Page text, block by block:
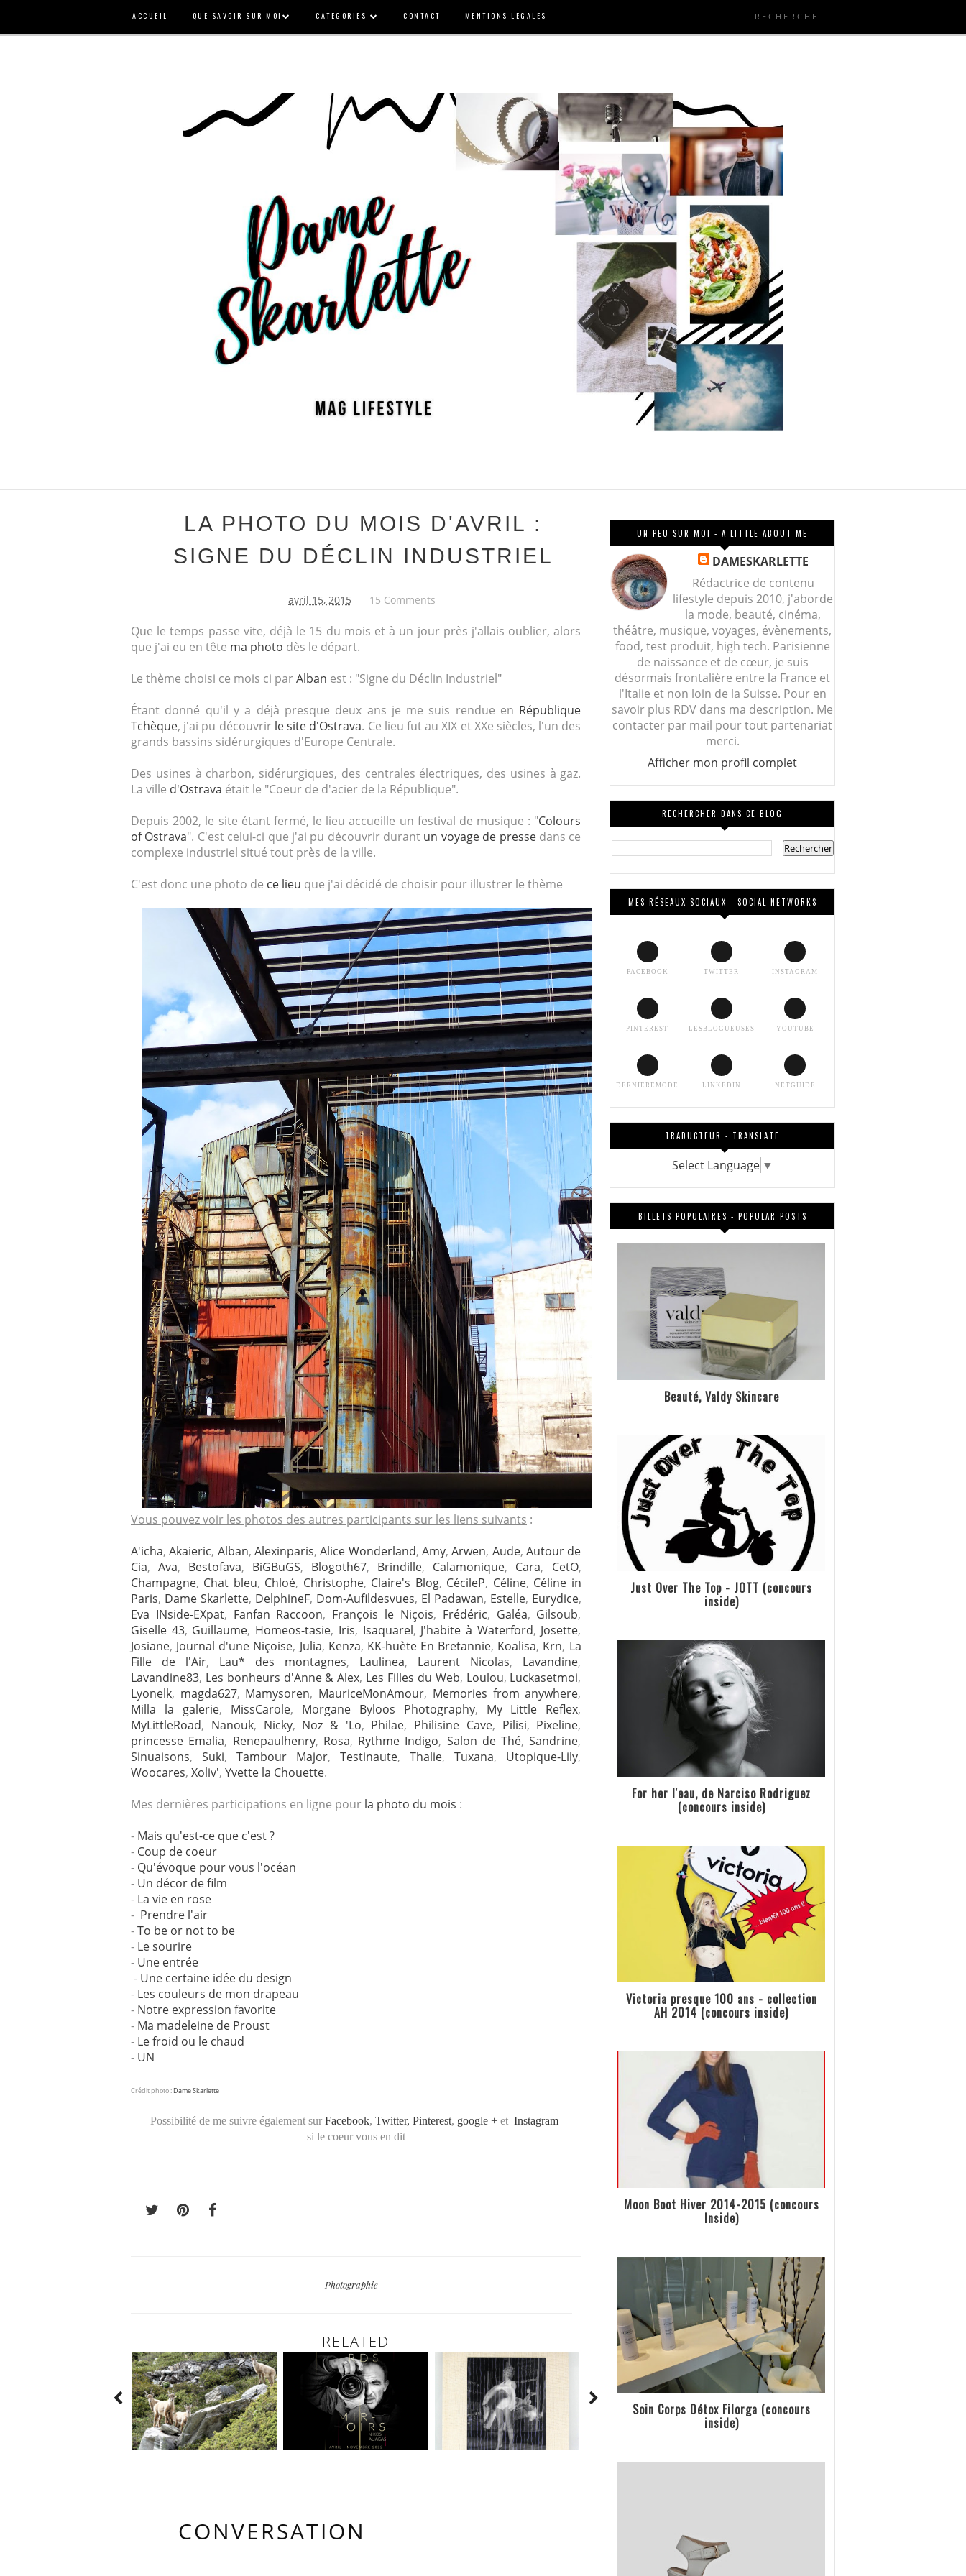
ACCUEIL QUE SAVOIR SUR MOI CATEGORIES CONTACT MENTIONS LEGALES
LA PHOTO DU MOIS D'AVRIL :
SIGNE DU DÉCLIN INDUSTRIEL
avril 15, 2015 15 Comments
Que le temps passe vite, déjà le 15 du mois et à un jour près j'allais oublier, alors
que j'ai eu en tête ma photo dès le départ.
Le thème choisi ce mois ci parAlban est : "Signe du Déclin Industriel"
Étant donné qu'il y a déjà presque deux ans je me suis rendue en République
Tchèque, j'ai pu découvrir le site d'Ostrava. Ce lieu fut au XIX et XXe siècles, l'un des
grands bassins sidérurgiques d'Europe Centrale.
Des usines à charbon, sidérurgiques, des centrales électriques, des usines à gaz.
La ville d'Ostrava était le "Coeur de d'acier de la République".
Depuis 2002, le site étant fermé, le lieu accueille un festival de musique : "Colours
of Ostrava". C'est celui-ci que j'ai pu découvrir durant un voyage de pressedans ce
complexe industriel situé tout près de la ville.
C'est donc une photo de ce lieu que j'ai décidé de choisir pour illustrer le thème
Vous pouvez voir les photos des autres participants sur les liens suivants :
A'icha,Akaieric, Alban,Alexinparis,Alice Wonderland,Amy,Arwen, Aude,Autour de
Cia,Ava, Bestofava, BiGBuGS, Blogoth67, Brindille, Calamonique, Cara, CetO,
Champagne, Chat bleu, Chloé, Christophe, Claire's Blog, CécileP, Céline, Céline in
Paris, Dame Skarlette, DelphineF, Dom-Aufildesvues, El Padawan, Estelle, Eurydice,
Eva INside-EXpat, Fanfan Raccoon, François le Niçois, Frédéric, Galéa, Gilsoub,
Giselle 43, Guillaume, Homeos-tasie, Iris, Isaquarel, J'habite à Waterford, Josette,
Josiane, Journal d'une Niçoise, Julia, Kenza, KK-huète En Bretannie, Koalisa, Krn, La
Fille de l'Air, Lau* des montagnes, Laulinea, Laurent Nicolas, Lavandine,
Lavandine83, Les bonheurs d'Anne & Alex, Les Filles du Web, Loulou, Luckasetmoi,
Lyonelk, magda627, Mamysoren, MauriceMonAmour, Memories from anywhere,
Milla la galerie, MissCarole, Morgane Byloos Photography, My Little Reflex,
MyLittleRoad, Nanouk, Nicky, Noz & 'Lo, Philae, Philisine Cave, Pilisi, Pixeline,
princesse Emalia, Renepaulhenry, Rosa, Rythme Indigo, Salon de Thé,Sandrine,
Sinuaisons,Suki,Tambour Major,Testinaute,Thalie,Tuxana, Utopique-Lily,
Woocares, Xoliv', Yvette la Chouette.
Mes dernières participations en ligne pour la photo du mois :
- Mais qu'est-ce que c'est ?
- Coup de coeur
- Qu'évoque pour vous l'océan
- Un décor de film
- La vie en rose
- Prendre l'air
-To be or not to be
- Le sourire
- Une entrée
- Une certaine idée du design
- Les couleurs de mon drapeau
- Notre expression favorite
- Ma madeleine de Proust
- Le froid ou le chaud
- UN
Crédit photo : Dame Skarlette
Possibilité de me suivre également surFacebook,Twitter,Pinterest, google + etInstagram
si le coeur vous en dit
Photographie
RELATED
CONVERSATION
UN PEU SUR MOI - A LITTLE ABOUT ME
DAMESKARLETTE
Rédactrice de contenu
lifestyle depuis 2010, j'aborde
la mode, beauté, cinéma,
théâtre, musique, voyages, évènements,
food, test produit, high tech. Parisienne
de naissance et de cœur, je suis
désormais frontalière entre la France et
l'Italie et non loin de la Suisse. Pour en
savoir plus RDV dans ma description. Me
contacter par mail pour tout partenariat
merci.
Afficher mon profil complet
RECHERCHER DANS CE BLOG
MES RÉSEAUX SOCIAUX - SOCIAL NETWORKS
FACEBOOK TWITTER INSTAGRAM
PINTEREST LESBLOGUEUSES YOUTUBE
DERNIEREMODE LINKEDIN NETGUIDE
TRADUCTEUR - TRANSLATE
Select Language ▼
BILLETS POPULAIRES - POPULAR POSTS
Beauté, Valdy Skincare
Just Over The Top - JOTT (concours
inside)
For her l'eau, de Narciso Rodriguez
(concours inside)
Victoria presque 100 ans - collection
AH 2014 (concours inside)
Moon Boot Hiver 2014-2015 (concours
Inside)
Soin Corps Détox Filorga (concours
inside)